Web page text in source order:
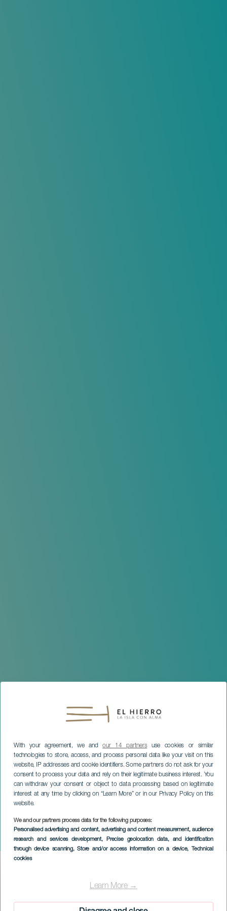
With your agreement, we andour 14 partnersuse cookies or similar
technologies to store, access, and process personal data like your visit on this
website, IP addresses and cookie identifiers. Some partners do not ask for your
consent to process your data and rely on their legitimate business interest. You
can withdraw your consent or object to data processing based on legitimate
interest at any time by clicking on “Learn More” or in our Privacy Policy on this
website.
We and our partners process data for the following purposes:
Personalised advertising and content, advertising and content measurement, audience
research and services development, Precise geolocation data, and identification
through device scanning, Store and/or access information on a device, Technical
cookies
Learn More →
Hevia na koncercie
EL HIERRO